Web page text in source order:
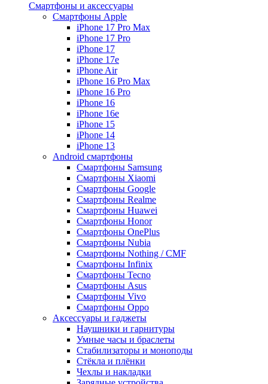
Смартфоны и аксессуары
Смартфоны Apple
iPhone 17 Pro Max
iPhone 17 Pro
iPhone 17
iPhone 17e
iPhone Air
iPhone 16 Pro Max
iPhone 16 Pro
iPhone 16
iPhone 16e
iPhone 15
iPhone 14
iPhone 13
Android cмартфоны
Смартфоны Samsung
Смартфоны Xiaomi
Смартфоны Google
Смартфоны Realme
Смартфоны Huawei
Смартфоны Honor
Смартфоны OnePlus
Смартфоны Nubia
Смартфоны Nothing / CMF
Смартфоны Infinix
Смартфоны Tecno
Смартфоны Asus
Смартфоны Vivo
Смартфоны Oppo
Аксессуары и гаджеты
Наушники и гарнитуры
Умные часы и браслеты
Стабилизаторы и моноподы
Стёкла и плёнки
Чехлы и накладки